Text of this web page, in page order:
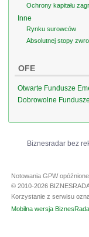
Ochrony kapitału
Inne
Rynku surowców
Absolutnej stopy
OFE
Otwarte Fundusze
Dobrowolne
Biznesradar bez
Notowania GPW opóźnione
© 2010-2026
Korzystanie z serwisu
Mobilna wersja